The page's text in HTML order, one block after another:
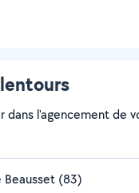
l'agencement de